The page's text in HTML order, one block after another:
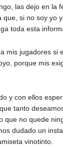
las dejo en la
que, si no soy yo
toda esta
mis jugadores si
porque mis
y con ellos
tanto
que no quede
dudado un
vinotinto.